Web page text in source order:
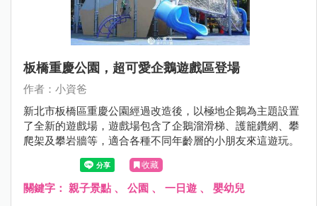
板橋重慶公園，超可愛企鵝遊戲區登場
作者：小資爸
新北市板橋區重慶公園經過改造後，以極地企鵝為主題設置
了全新的遊戲場，遊戲場包含了企鵝溜滑梯、護籠鑽網、攀
爬架及攀岩牆等，適合各種不同年齡層的小朋友來這遊玩。
收藏
關鍵字： 親子景點 、 公園 、 一日遊 、 嬰幼兒